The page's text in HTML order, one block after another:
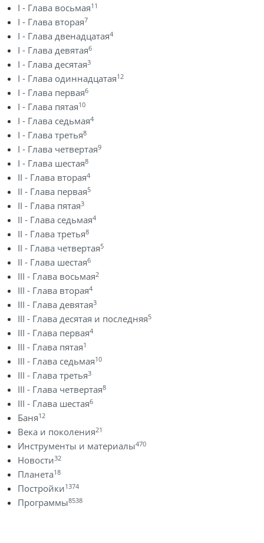
I - Глава восьмая11
I - Глава вторая7
I - Глава двенадцатая4
I - Глава девятая6
I - Глава десятая3
I - Глава одиннадцатая12
I - Глава первая6
I - Глава пятая10
I - Глава седьмая4
I - Глава третья8
I - Глава четвертая9
I - Глава шестая8
II - Глава вторая4
II - Глава первая5
II - Глава пятая3
II - Глава седьмая4
II - Глава третья8
II - Глава четвертая5
II - Глава шестая6
III - Глава восьмая2
III - Глава вторая4
III - Глава девятая3
III - Глава десятая и последняя5
III - Глава первая4
III - Глава пятая1
III - Глава седьмая10
III - Глава третья3
III - Глава четвертая8
III - Глава шестая6
Баня12
Века и поколения21
Инструменты и материалы470
Новости32
Планета18
Постройки1374
Программы8538